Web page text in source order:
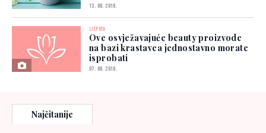
13. 08. 2018.
LJEPOTA
Ove osvježavajuće beauty proizvode
na bazi krastavca jednostavno morate
isprobati
07. 06. 2018.
Najčitanije